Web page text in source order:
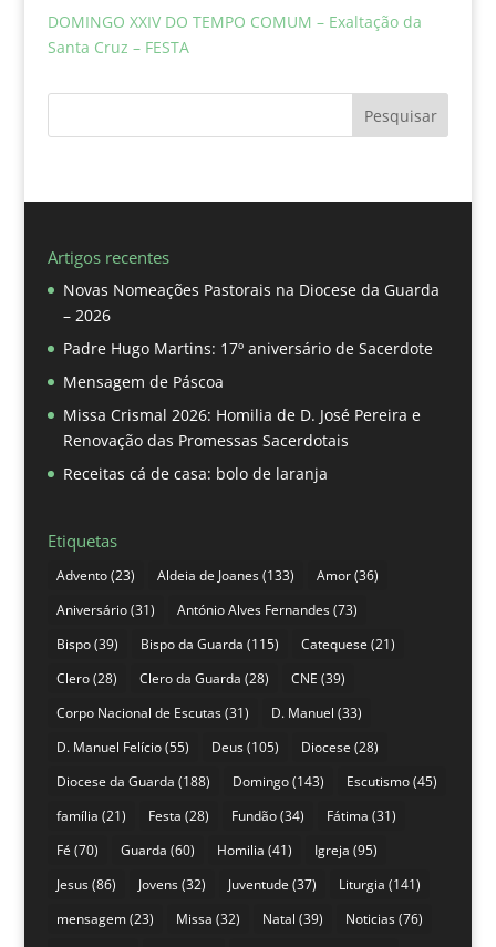
DOMINGO XXIV DO TEMPO COMUM – Exaltação da
Santa Cruz – FESTA
Pesquisar
Artigos recentes
Novas Nomeações Pastorais na Diocese da Guarda
– 2026
Padre Hugo Martins: 17º aniversário de Sacerdote
Mensagem de Páscoa
Missa Crismal 2026: Homilia de D. José Pereira e
Renovação das Promessas Sacerdotais
Receitas cá de casa: bolo de laranja
Etiquetas
Advento(23) Aldeia de Joanes(133) Amor(36)
Aniversário(31) António Alves Fernandes(73)
Bispo(39) Bispo da Guarda (115) Catequese (21)
Clero(28) Clero da Guarda (28) CNE (39)
Corpo Nacional de Escutas(31) D. Manuel (33)
D. Manuel Felício(55) Deus(105) Diocese (28)
Diocese da Guarda (188) Domingo(143) Escutismo(45)
família (21) Festa (28) Fundão(34) Fátima (31)
Fé (70) Guarda (60) Homilia (41) Igreja (95)
Jesus(86) Jovens(32) Juventude (37) Liturgia (141)
mensagem(23) Missa (32) Natal (39) Noticias(76)